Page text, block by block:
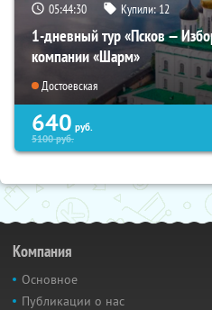
05:44:29 Купили:12
1-дневный тур «Псков —
компании «Шарм»
Достоевская
640 руб.
5100руб.
Компания
Основное
Публикации о нас